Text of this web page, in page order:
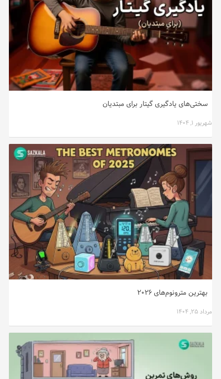
سختی‌های یادگیری گیتار برای مبتدیان
شهریور ۱, ۱۴۰۴
بهترین مترونوم‌های ۲۰۲۶
مرداد ۲۵, ۱۴۰۴